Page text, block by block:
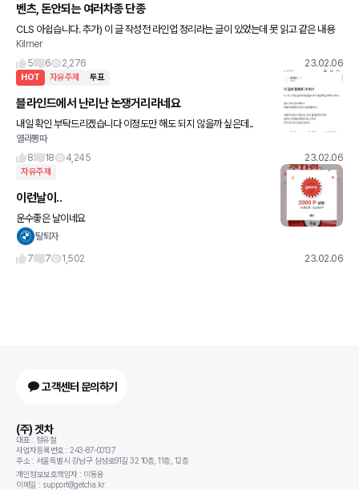
벤츠, 돈안되는 여러차종 단종
CLS 아쉽습니다. 추가) 이 글 작성전 라인업 정리라는 글이 있었는데 못 읽고 같은 내용
중복되어 죄송합니다. CSL 검색후 같은 글 없겠지 했는데 있었습니다.
Kilmer
5
6 2,276 23.02.06
HOT 자유주제 투표
블라인드에서 난리난 논쟁거리라네요
내일 확인 부탁드리겠습니다 이정도만 해도 되지 않을까 싶은데..
열라뽕따
8
18 4,245 23.02.06
자유주제
이런날이..
운수좋은 날이네요
탈퇴자
7
7 1,502 23.02.06
고객센터 문의하기
(주) 겟차
대표 : 정유철
사업자등록번호 : 243-87-00137
주소 : 서울특별시 강남구 삼성로91길 32 10층, 11층, 12층
개인정보보호책임자 : 이동용
이메일 : support@getcha.kr